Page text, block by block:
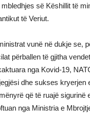
së Këshillit të
të Veriut.
vunë në dukje se,
përballen të gjitha
nga Kovid-19,
dhe sukses kryerjen
që të ruajë sigurinë
nga Ministria e